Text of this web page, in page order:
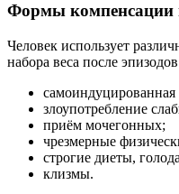
Формы компенсации
Человек использует
набора веса после
самоиндуцированная
злоупотребление
приём мочегонных;
чрезмерные
строгие диеты,
клизмы.